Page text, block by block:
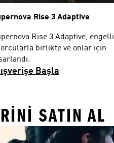
Rise 3 Adaptive
Rise 3 Adaptive, engelli
birlikte ve onlar için
Başla
SATIN AL